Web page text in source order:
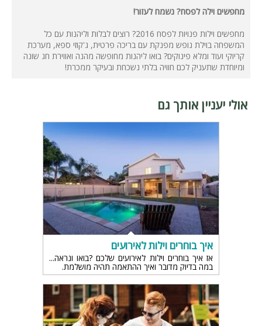
מחפשים וילה לפסח? נשמח לעזור!
מחפשים וילות פנויות לפסח 2016? רוצים לבלות וליהנות עם כל
המשפחה בוילת נופש מפנקת עם בריכה פרטית, ג'קוזי ספא, מערכת
קריוקי ועוד ומלא פינוקים? בואו ליהנות מחופשה מהנה ואווירת חג שונה
ומיוחדת שתעניק לכם חוויה בלתי נשכחת ובעיקר ממכרת!
אולי יעניין אותך גם
איך בוחרים וילות לאירועים
אז איך בוחרים וילות לאירועים שלכם ?בואו ונראה
במה בדיוק מדובר ואיך ההתאמה תהיה מושלמת.